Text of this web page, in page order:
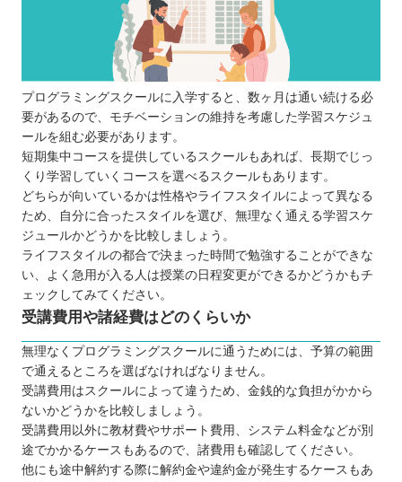
プログラミングスクールに入学すると、数ヶ月は通い続ける必
要があるので、モチベーションの維持を考慮した学習スケジュ
ールを組む必要があります。
短期集中コースを提供しているスクールもあれば、長期でじっ
くり学習していくコースを選べるスクールもあります。
どちらが向いているかは性格やライフスタイルによって異なる
ため、自分に合ったスタイルを選び、無理なく通える学習スケ
ジュールかどうかを比較しましょう。
ライフスタイルの都合で決まった時間で勉強することができな
い、よく急用が入る人は授業の日程変更ができるかどうかもチ
ェックしてみてください。
受講費用や諸経費はどのくらいか
無理なくプログラミングスクールに通うためには、予算の範囲
で通えるところを選ばなければなりません。
受講費用はスクールによって違うため、金銭的な負担がかから
ないかどうかを比較しましょう。
受講費用以外に教材費やサポート費用、システム料金などが別
途でかかるケースもあるので、諸費用も確認してください。
他にも途中解約する際に解約金や違約金が発生するケースもあ